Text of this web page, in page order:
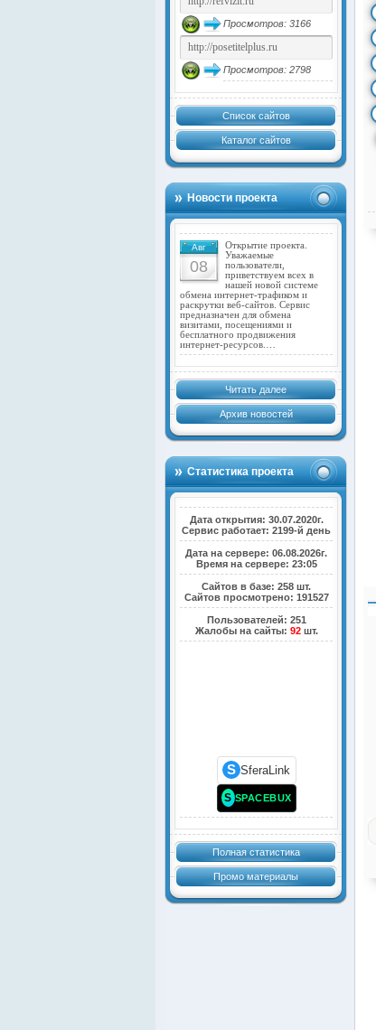
Просмотров: 3166
Просмотров: 2798
Список сайтов
Каталог сайтов
Новости проекта
Авг
08
Открытие проекта.
Уважаемые
пользователи,
приветствуем всех в
нашей новой системе
обмена интернет-трафиком и
раскрутки веб-сайтов. Сервис
предназначен для обмена
визитами, посещениями и
бесплатного продвижения
интернет-ресурсов.…
Читать далее
Архив новостей
Статистика проекта
Дата открытия: 30.07.2020г.
Сервис работает: 2199-й день
Дата на сервере: 06.08.2026г.
Время на сервере: 23:05
Сайтов в базе: 258 шт.
Сайтов просмотрено: 191527
Пользователей: 251
Жалобы на сайты: 92шт.
S SferaLink
S SPACEBUX
Полная статистика
Промо материалы